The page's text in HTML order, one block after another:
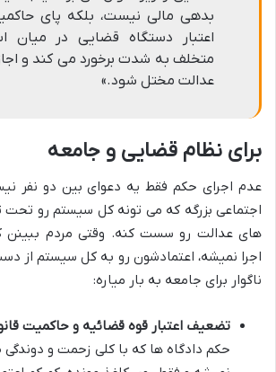
بدهی مالی نیست، بلکه پای
اعتبار دستگاه قضایی در میان
متخلف به شدت برخورد می کند و
عدالت مختل شود.»
برای نظام قضایی و جامعه
عدم اجرای حکم فقط یه دعوای بین دو نفر
اجتماعی بزرگه که می تونه کل سیستم رو تحت
های عدالت رو سست کنه. وقتی مردم ببینن
اجرا نمیشه، اعتمادشون رو به کل سیستم از
ناگوار برای جامعه به بار میاره:
تضعیف اعتبار قوه قضائیه و حاکمیت
حکم دادگاه ها که با کلی زحمت و دوندگی